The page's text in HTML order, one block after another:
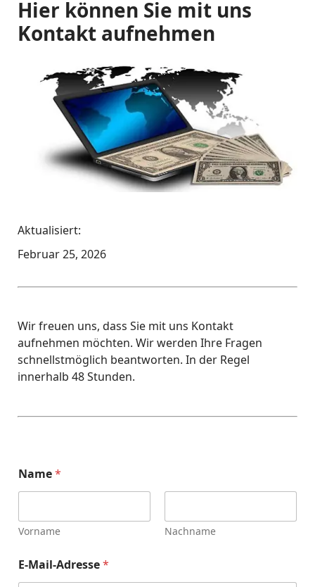
Hier können Sie mit uns
Kontakt aufnehmen
Aktualisiert:
Februar 25, 2026
Wir freuen uns, dass Sie mit uns Kontakt
aufnehmen möchten. Wir werden Ihre Fragen
schnellstmöglich beantworten. In der Regel
innerhalb 48 Stunden.
Name*
Vorname Nachname
E-Mail-Adresse*